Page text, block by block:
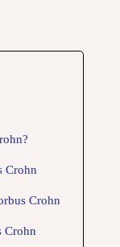
Crohn
Crohn
Crohn